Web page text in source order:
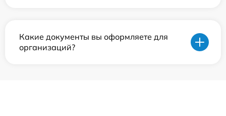
Какие документы вы оформляете для
организаций?